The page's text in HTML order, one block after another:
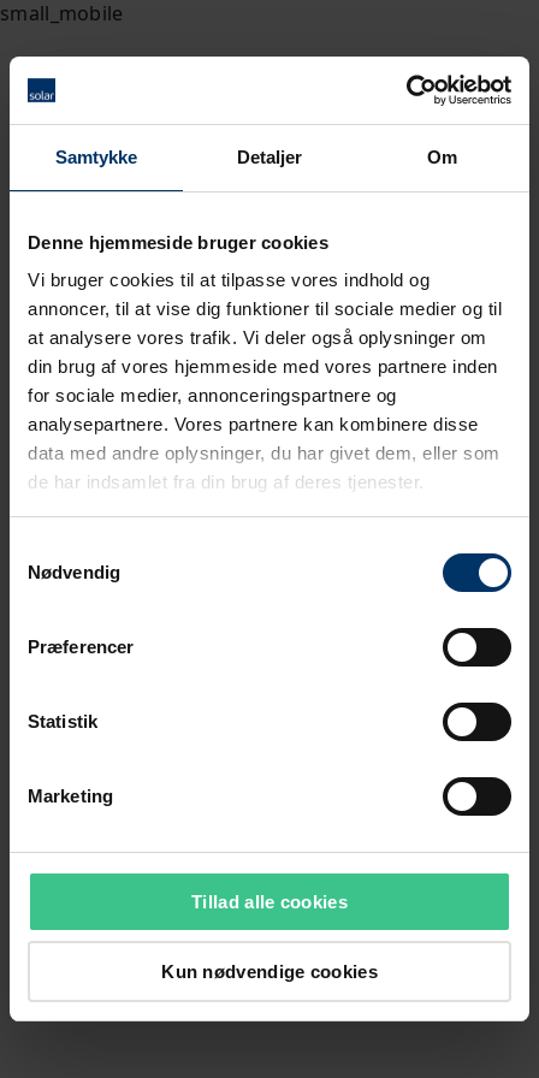
Samtykke Detaljer Om
Denne hjemmeside bruger cookies
Vi bruger cookies til at tilpasse vores indhold og
annoncer, til at vise dig funktioner til sociale medier og til
at analysere vores trafik. Vi deler også oplysninger om
din brug af vores hjemmeside med vores partnere inden
for sociale medier, annonceringspartnere og
analysepartnere. Vores partnere kan kombinere disse
data med andre oplysninger, du har givet dem, eller som
de har indsamlet fra din brug af deres tjenester.
Nødvendig
Præferencer
Statistik
Marketing
Tillad alle cookies
Kun nødvendige cookies